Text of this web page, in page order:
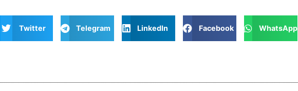
Twitter Telegram LinkedIn Facebook WhatsApp